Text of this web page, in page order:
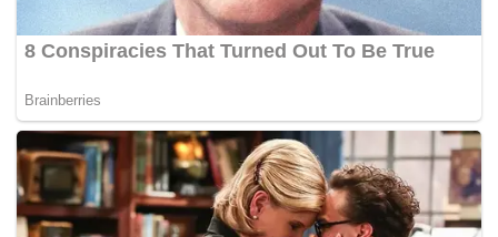
membuat tawaran sebanyak dua kali kepada beliau
supaya kes saman fitnah membabitkan isu‘Penang
Ã‚Â tidak diteruskan di mahkamah.
Tawaran pertama, kes diselesaikan di luar mahkamah
dengan permohonan maaf oleh Nasrudin dan penarikan
balik artikel berkenaan tetapi Nasrudin enggan memohon
maaf.